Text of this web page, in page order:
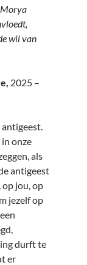
Morya
wil van
2025 –
antigeest.
onze
als
antigeest
op jou, op
jezelf op
durft te
er